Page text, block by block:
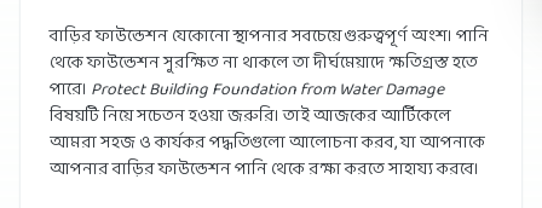
বাড়ির ফাউন্ডেশন যেকোনো স্থাপনার সবচেয়ে গুরুত্বপূর্ণ অংশ। পানি
থেকে ফাউন্ডেশন সুরক্ষিত না থাকলে তা দীর্ঘমেয়াদে ক্ষতিগ্রস্ত হতে
পারে। Protect Building Foundation from Water Damage
বিষয়টি নিয়ে সচেতন হওয়া জরুরি। তাই আজকের আর্টিকেলে
আমরা সহজ ও কার্যকর পদ্ধতিগুলো আলোচনা করব, যা আপনাকে
আপনার বাড়ির ফাউন্ডেশন পানি থেকে রক্ষা করতে সাহায্য করবে।